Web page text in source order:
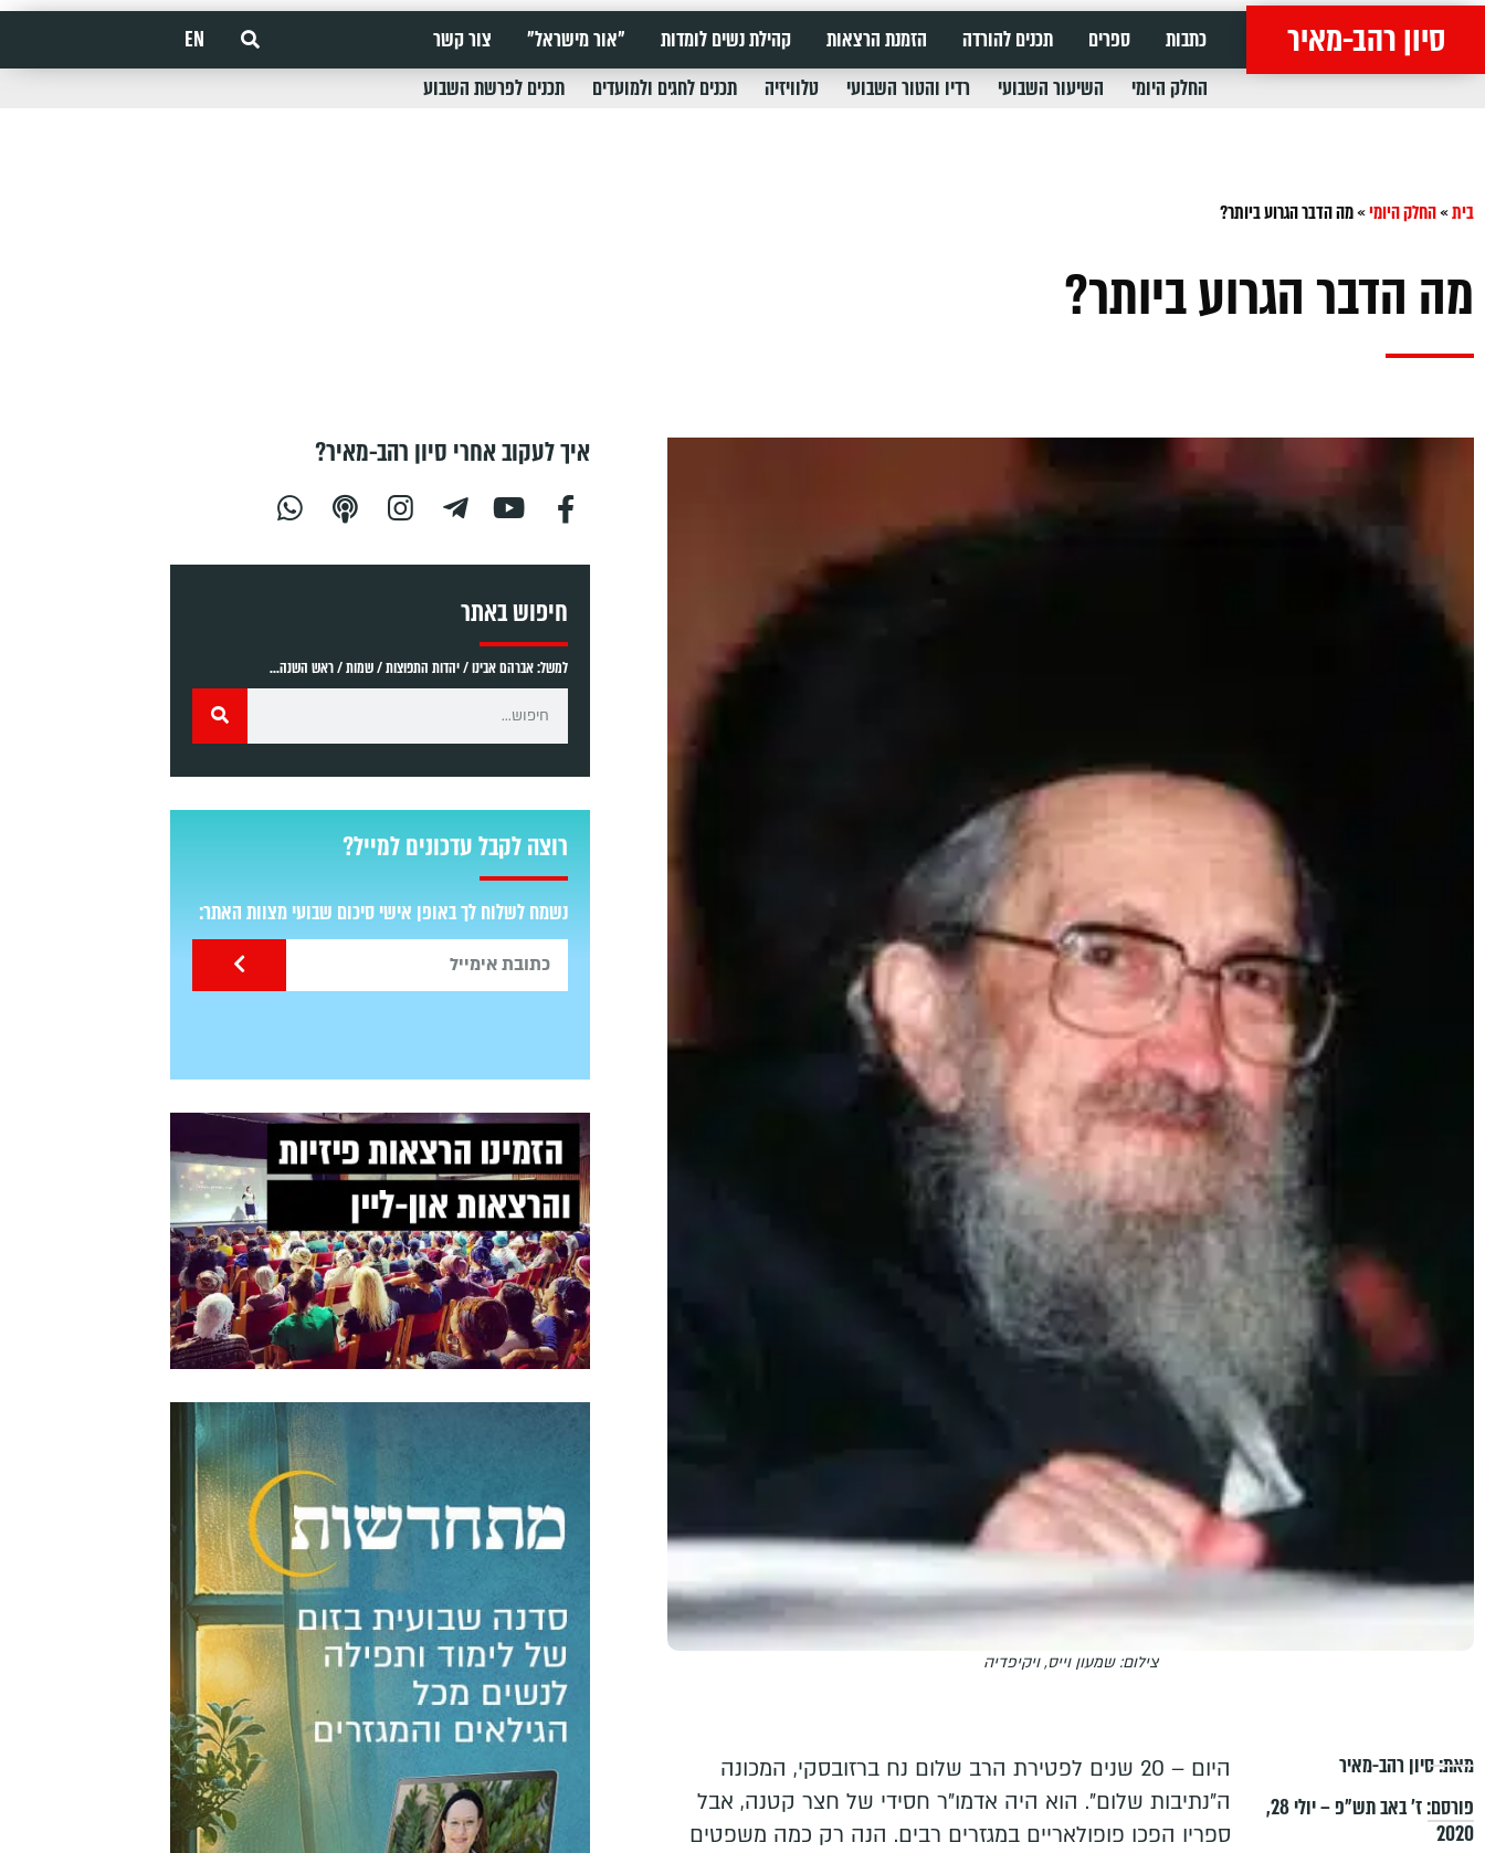
סיון רהב-מאיר כתבות ספרים תכנים להורדה הזמנת הרצאות קהילת נשים לומדות "אור מישראל" צור קשר
EN
החלק היומי
השיעור השבועי רדיו והטור השבועי טלוויזיה תכנים לחגים ולמועדים תכנים לפרשת השבוע
בית»החלק היומי»מה הדבר הגרוע ביותר?
מה הדבר הגרוע ביותר?
צילום: שמעון וייס, ויקיפדיה
מאת:סיון רהב-מאיר
פורסם:
ז׳ באב תש״פ – יולי 28,
2020
היום – 20 שנים לפטירת הרב שלום נח ברזובסקי, המכונה
ה"נתיבות שלום". הוא היה אדמו"ר חסידי של חצר קטנה, אבל
ספריו הפכו פופולאריים במגזרים רבים. הנה רק כמה משפטים
איך לעקוב אחרי סיון רהב-מאיר?
חיפוש באתר
למשל: אברהם אבינו / יהדות התפוצות / שמות / ראש השנה...
רוצה לקבל עדכונים למייל?
נשמח לשלוח לך באופן אישי סיכום שבועי מצוות האתר: